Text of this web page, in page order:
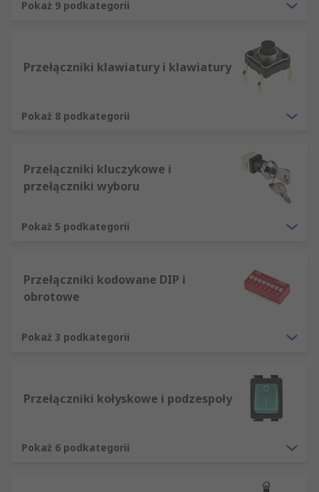
Niezależnie od tego, czy zamawiają Państwo
produktów. Mogą Państwo spokojnie robić
zakupy, wiedząc, że priorytetem naszej firmy jest
dostarczenie Państwu najwyższej jakości
towarów i usług.
Pokaż 9 podkategorii
Przełączniki klawiatury i klawiatury
Pokaż 8 podkategorii
Przełączniki kluczykowe i
przełączniki wyboru
Pokaż 5 podkategorii
Przełączniki kodowane DIP i
obrotowe
Pokaż 3 podkategorii
Przełączniki kołyskowe i podzespoły
Pokaż 6 podkategorii